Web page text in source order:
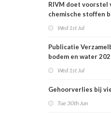
RIVM doet
chemische stoffen
Wed 1st Jul
Publicatie
bodem en water
Wed 1st Jul
Gehoorverlies bij
Tue 30th Jun